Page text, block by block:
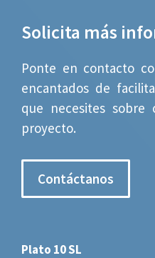
Solicita más
Ponte en contacto
encantados de
que necesites sobre
proyecto.
Contáctanos
Plato 10 SL